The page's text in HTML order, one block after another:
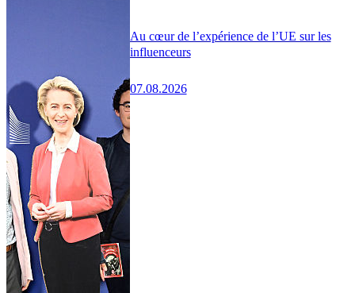
Au cœur de l’expérience de l’UE sur les
influenceurs
07.08.2026